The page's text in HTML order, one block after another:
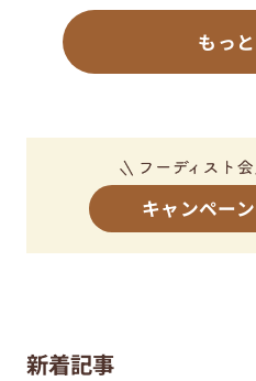
もっ
キャンペー
新着記事